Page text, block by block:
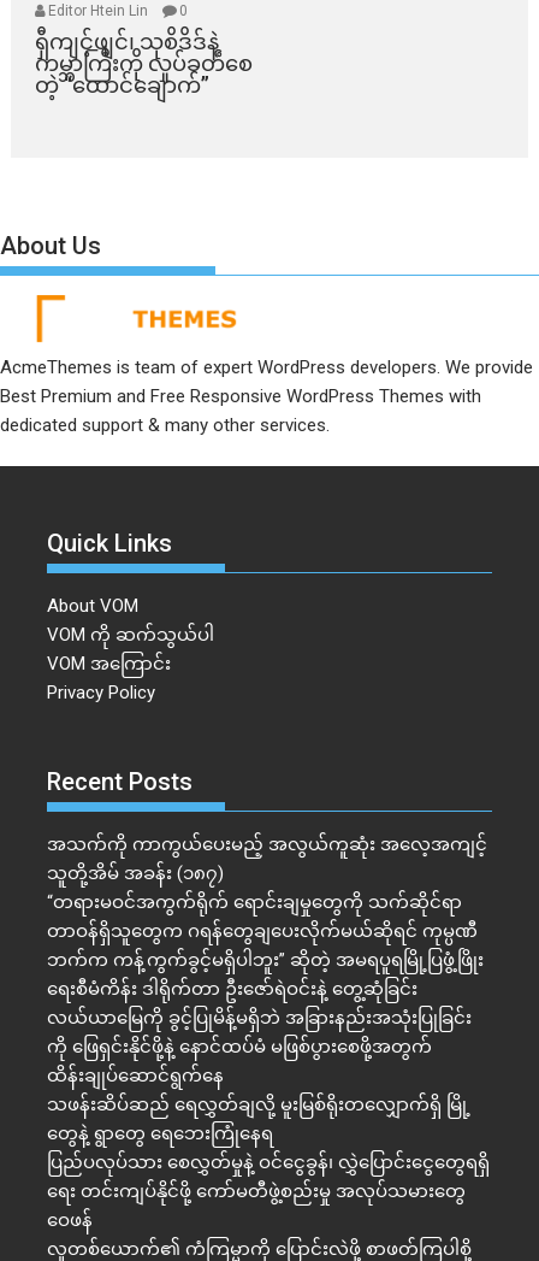
Editor Htein Lin 0
ရှီကျင့်ဖျင်၊ သုစိဒိဒ်နဲ့
ကမ္ဘာကြီးကို လှုပ်ခတ်စေ
တဲ့ “ထောင်ချောက်”
About Us
AcmeThemes is team of expert WordPress developers. We provide
Best Premium and Free Responsive WordPress Themes with
dedicated support & many other services.
Quick Links
About VOM
VOM ကို ဆက်သွယ်ပါ
VOM အကြောင်း
Privacy Policy
Recent Posts
အသက်ကို ကာကွယ်ပေးမည့် အလွယ်ကူဆုံး အလေ့အကျင့်
သူတို့အိမ် အခန်း (၁၈၇)
“တရားမဝင်အကွက်ရိုက် ရောင်းချမှုတွေကို သက်ဆိုင်ရာ
တာဝန်ရှိသူတွေက ဂရန်တွေချပေးလိုက်မယ်ဆိုရင် ကုမ္ပဏီ
ဘက်က ကန့်ကွက်ခွင့်မရှိပါဘူး” ဆိုတဲ့ အမရပူရမြို့ပြဖွံ့ဖြိုး
ရေးစီမံကိန်း ဒါရိုက်တာ ဦးဇော်ရဲဝင်းနဲ့ တွေ့ဆုံခြင်း
လယ်ယာမြေကို ခွင့်ပြုမိန့်မရှိဘဲ အခြားနည်းအသုံးပြုခြင်း
ကို ဖြေရှင်းနိုင်ဖို့နဲ့ နောင်ထပ်မံ မဖြစ်ပွားစေဖို့အတွက်
ထိန်းချုပ်ဆောင်ရွက်နေ
သဖန်းဆိပ်ဆည် ရေလွှတ်ချလို့ မူးမြစ်ရိုးတလျှောက်ရှိ မြို့
တွေနဲ့ ရွာတွေ ရေဘေးကြုံနေရ
ပြည်ပလုပ်သား စေလွှတ်မှုနဲ့ ဝင်ငွေခွန်၊ လွှဲပြောင်းငွေတွေရရှိ
ရေး တင်းကျပ်နိုင်ဖို့ ကော်မတီဖွဲ့စည်းမှု အလုပ်သမားတွေ
ဝေဖန်
လူတစ်ယောက်၏ ကံကြမ္မာကို ပြောင်းလဲဖို့ စာဖတ်ကြပါစို့